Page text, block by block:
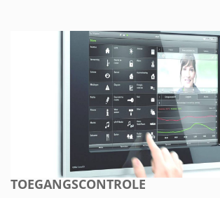
TOEGANGSCONTROLE